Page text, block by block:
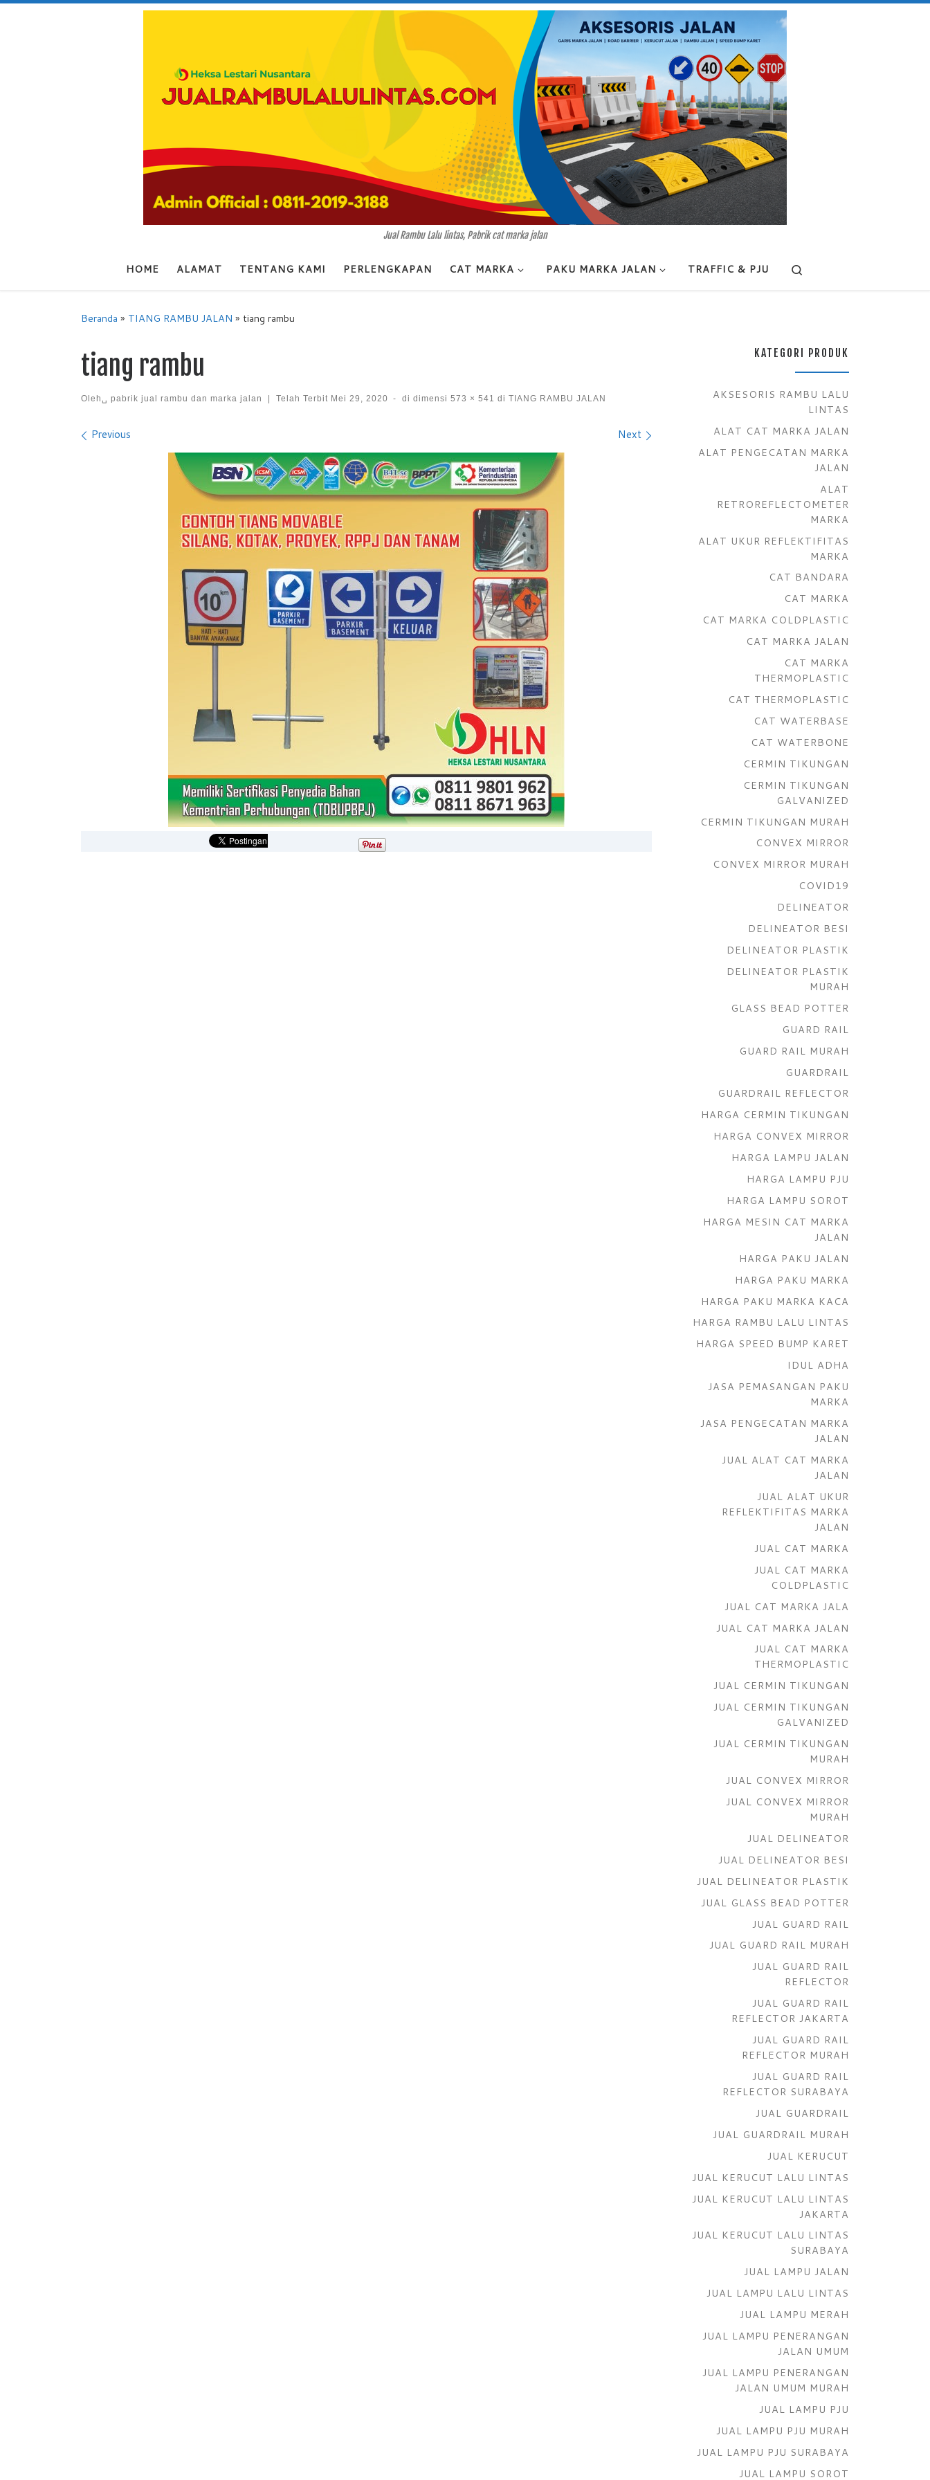
Jual Rambu Lalu lintas, Pabrik cat marka jalan
HOME ALAMAT TENTANG KAMI PERLENGKAPAN CAT MARKA PAKU MARKA JALAN TRAFFIC & PJU
Beranda » TIANG RAMBU JALAN » tiang rambu
tiang rambu
Oleh␣ pabrik jual rambu dan marka jalan Telah Terbit Mei 29, 2020 - di dimensi 573 × 541 di TIANG RAMBU JALAN
Images navigation
Previous Next
KATEGORI PRODUK
AKSESORIS RAMBU LALU
LINTAS
ALAT CAT MARKA JALAN
ALAT PENGECATAN MARKA
JALAN
ALAT
RETROREFLECTOMETER
MARKA
ALAT UKUR REFLEKTIFITAS
MARKA
CAT BANDARA
CAT MARKA
CAT MARKA COLDPLASTIC
CAT MARKA JALAN
CAT MARKA
THERMOPLASTIC
CAT THERMOPLASTIC
CAT WATERBASE
CAT WATERBONE
CERMIN TIKUNGAN
CERMIN TIKUNGAN
GALVANIZED
CERMIN TIKUNGAN MURAH
CONVEX MIRROR
CONVEX MIRROR MURAH
COVID19
DELINEATOR
DELINEATOR BESI
DELINEATOR PLASTIK
DELINEATOR PLASTIK
MURAH
GLASS BEAD POTTER
GUARD RAIL
GUARD RAIL MURAH
GUARDRAIL
GUARDRAIL REFLECTOR
HARGA CERMIN TIKUNGAN
HARGA CONVEX MIRROR
HARGA LAMPU JALAN
HARGA LAMPU PJU
HARGA LAMPU SOROT
HARGA MESIN CAT MARKA
JALAN
HARGA PAKU JALAN
HARGA PAKU MARKA
HARGA PAKU MARKA KACA
HARGA RAMBU LALU LINTAS
HARGA SPEED BUMP KARET
IDUL ADHA
JASA PEMASANGAN PAKU
MARKA
JASA PENGECATAN MARKA
JALAN
JUAL ALAT CAT MARKA
JALAN
JUAL ALAT UKUR
REFLEKTIFITAS MARKA
JALAN
JUAL CAT MARKA
JUAL CAT MARKA
COLDPLASTIC
JUAL CAT MARKA JALA
JUAL CAT MARKA JALAN
JUAL CAT MARKA
THERMOPLASTIC
JUAL CERMIN TIKUNGAN
JUAL CERMIN TIKUNGAN
GALVANIZED
JUAL CERMIN TIKUNGAN
MURAH
JUAL CONVEX MIRROR
JUAL CONVEX MIRROR
MURAH
JUAL DELINEATOR
JUAL DELINEATOR BESI
JUAL DELINEATOR PLASTIK
JUAL GLASS BEAD POTTER
JUAL GUARD RAIL
JUAL GUARD RAIL MURAH
JUAL GUARD RAIL
REFLECTOR
JUAL GUARD RAIL
REFLECTOR JAKARTA
JUAL GUARD RAIL
REFLECTOR MURAH
JUAL GUARD RAIL
REFLECTOR SURABAYA
JUAL GUARDRAIL
JUAL GUARDRAIL MURAH
JUAL KERUCUT
JUAL KERUCUT LALU LINTAS
JUAL KERUCUT LALU LINTAS
JAKARTA
JUAL KERUCUT LALU LINTAS
SURABAYA
JUAL LAMPU JALAN
JUAL LAMPU LALU LINTAS
JUAL LAMPU MERAH
JUAL LAMPU PENERANGAN
JALAN UMUM
JUAL LAMPU PENERANGAN
JALAN UMUM MURAH
JUAL LAMPU PJU
JUAL LAMPU PJU MURAH
JUAL LAMPU PJU SURABAYA
JUAL LAMPU SOROT